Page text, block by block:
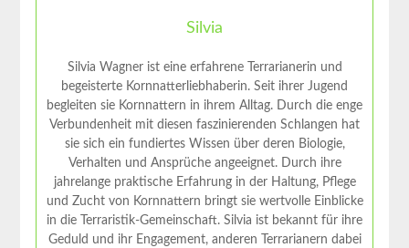
Silvia
Silvia Wagner ist eine erfahrene Terrarianerin und
begeisterte Kornnatterliebhaberin. Seit ihrer Jugend
begleiten sie Kornnattern in ihrem Alltag. Durch die enge
Verbundenheit mit diesen faszinierenden Schlangen hat
sie sich ein fundiertes Wissen über deren Biologie,
Verhalten und Ansprüche angeeignet. Durch ihre
jahrelange praktische Erfahrung in der Haltung, Pflege
und Zucht von Kornnattern bringt sie wertvolle Einblicke
in die Terraristik-Gemeinschaft. Silvia ist bekannt für ihre
Geduld und ihr Engagement, anderen Terrarianern dabei